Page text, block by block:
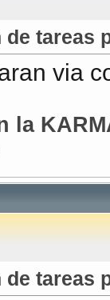
tareas
via
la
tareas